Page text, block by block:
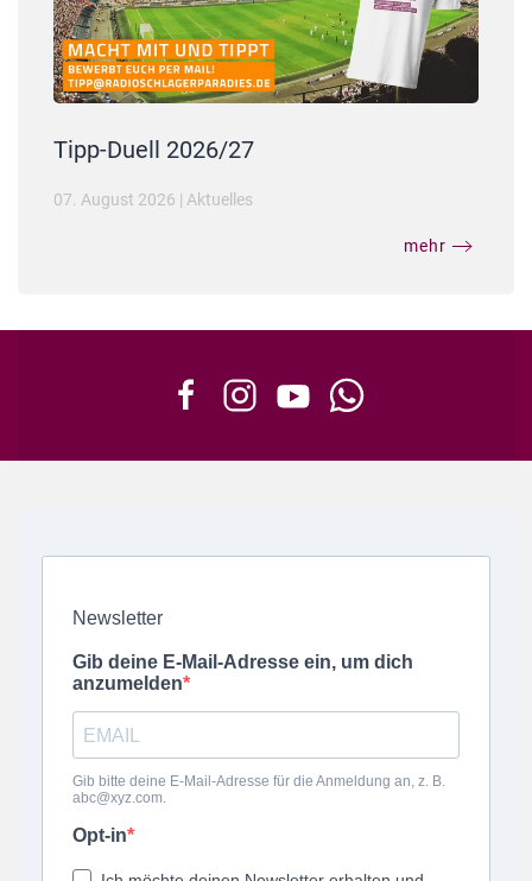
Tipp-Duell 2026/27
07. August 2026 | Aktuelles
mehr